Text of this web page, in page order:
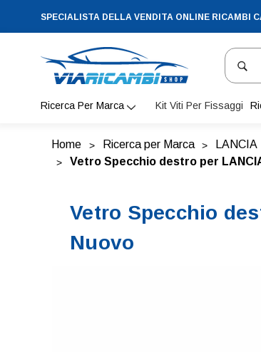
SPECIALISTA DELLA VENDITA ONLINE RICAMBI
Cerca
Ricerca Per Marca Kit Viti Per Fissaggi
Home Ricerca per Marca LANCIA
Vetro Specchio destro per
Vetro Specchio
Nuovo